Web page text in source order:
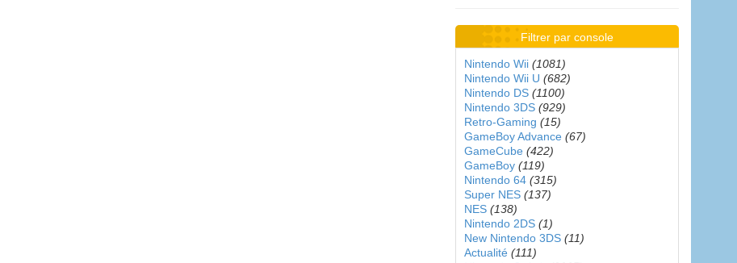
Filtrer par console
Nintendo Wii (1081)
Nintendo Wii U (682)
Nintendo DS (1100)
Nintendo 3DS (929)
Retro-Gaming (15)
GameBoy Advance (67)
GameCube (422)
GameBoy (119)
Nintendo 64 (315)
Super NES (137)
NES (138)
Nintendo 2DS (1)
New Nintendo 3DS (11)
Actualité (111)